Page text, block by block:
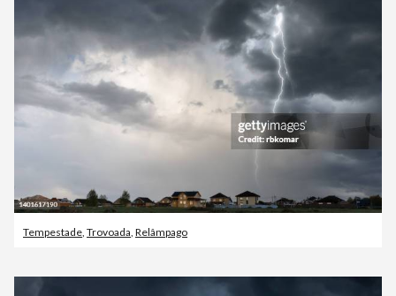
Tempestade Trovoada Relâmpago